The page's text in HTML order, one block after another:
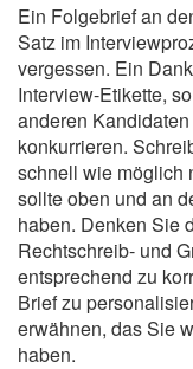
Ein Folgebrief an
Satz im
vergessen. Ein
Interview-Etikette,
anderen
konkurrieren.
schnell wie möglich
sollte oben und an
haben. Denken Sie
Rechtschreib- und
entsprechend zu
Brief zu
erwähnen, das Sie
haben.